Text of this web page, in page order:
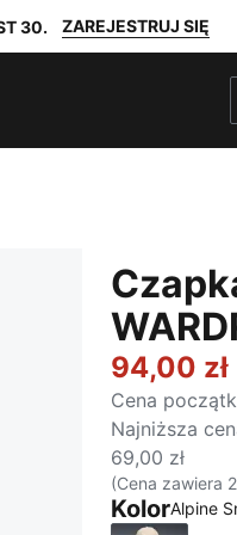
30. ZAREJESTRUJ SIĘ
94,00 zł
Cena
Najniższa
69,00 zł
(Cena zawiera
KolorAlpine